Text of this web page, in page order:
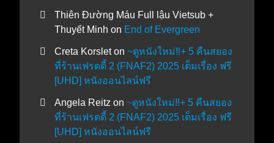
Thiên Đường Máu Full lậu Vietsub +
Thuyết Minh on End of Evergreen
Creta Korsleton ~ดูหนังใหม่‼️+ 5 คืนสยอง
ที่ร้านเฟรดดี้ 2 (FNAF2) 2025 เต็มเรื่อง ฟรี
[UHD] หนังออนไลน์ฟรี
Angela Reitz on ~ดูหนังใหม่‼️+ 5 คืนสยอง
ที่ร้านเฟรดดี้ 2 (FNAF2) 2025 เต็มเรื่อง ฟรี
[UHD] หนังออนไลน์ฟรี